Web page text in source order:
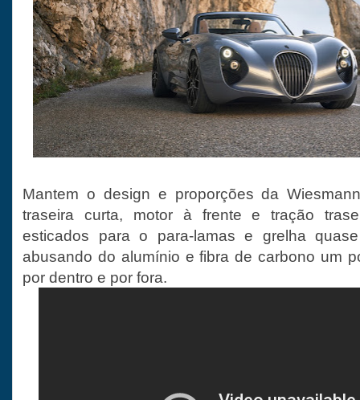
Mantem o design e proporções da
traseira curta, motor à frente e tração
esticados para o para-lamas e grelha
abusando do alumínio e fibra de carbono um
por dentro e por fora.